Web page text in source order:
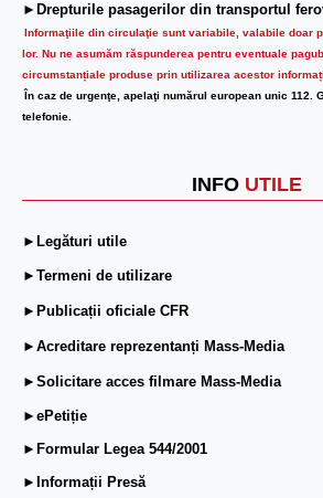
►Drepturile pasagerilor din transportul
Informaţiile din circulaţie sunt variabile, valabile doar
lor. Nu ne asumăm răspunderea pentru eventuale
circumstanțiale produse prin utilizarea acestor
În caz de urgenţe, apelaţi numărul european unic 112.
telefonie.
INFO UTILE
►Legături utile
►Termeni de utilizare
►Publicații oficiale CFR
►Acreditare reprezentanți Mass-Media
►Solicitare acces filmare Mass-Media
►ePetiție
►Formular Legea 544/2001
►Informații Presă